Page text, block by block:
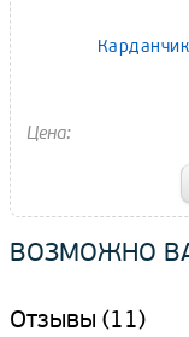
ВОЗМОЖНО
Отзывы (11)